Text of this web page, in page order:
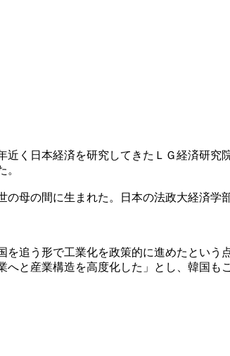
近く日本経済を研究してきたＬＧ経済研
。
母の間に生まれた。日本の法政大経済
追う形で工業化を政策的に進めたとい
と産業構造を高度化した」とし、韓国も